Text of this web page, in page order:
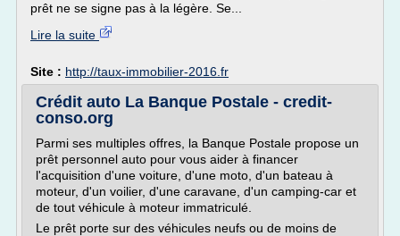
prêt ne se signe pas à la légère. Se...
Lire la suite
Site : http://taux-immobilier-2016.fr
Crédit auto La Banque Postale - credit-
conso.org
Parmi ses multiples offres, la Banque Postale propose un
prêt personnel auto pour vous aider à financer
l'acquisition d'une voiture, d'une moto, d'un bateau à
moteur, d'un voilier, d'une caravane, d'un camping-car et
de tout véhicule à moteur immatriculé.
Le prêt porte sur des véhicules neufs ou de moins de